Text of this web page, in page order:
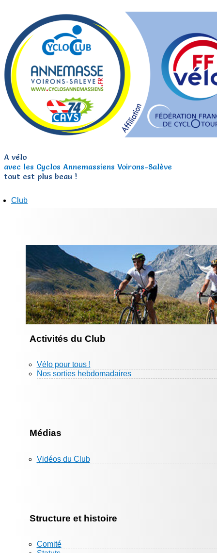
A vélo
avec les Cyclos Annemassiens Voirons-Salève
tout est plus beau !
Club
Activités du Club
Vélo pour tous !
Nos sorties hebdomadaires
Médias
Vidéos du Club
Structure et histoire
Comité